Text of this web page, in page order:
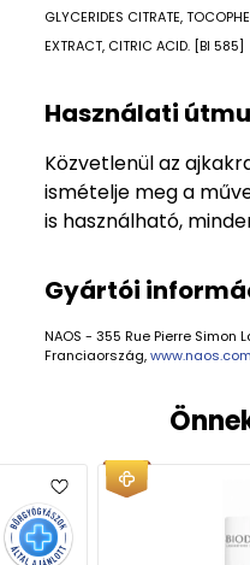
GLYCERIDES CITRATE,
EXTRACT, CITRIC ACID. [BI 585]
Használati
Közvetlenül az
ismételje meg a
is használható,
Gyártói
NAOS - 355 Rue Pierre Simon
Franciaország,www.naos.com